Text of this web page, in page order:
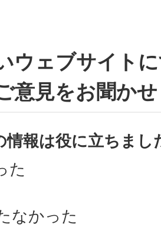
ウェブサイト
意見をお聞か
情報は役に立ちまし
た
なかった